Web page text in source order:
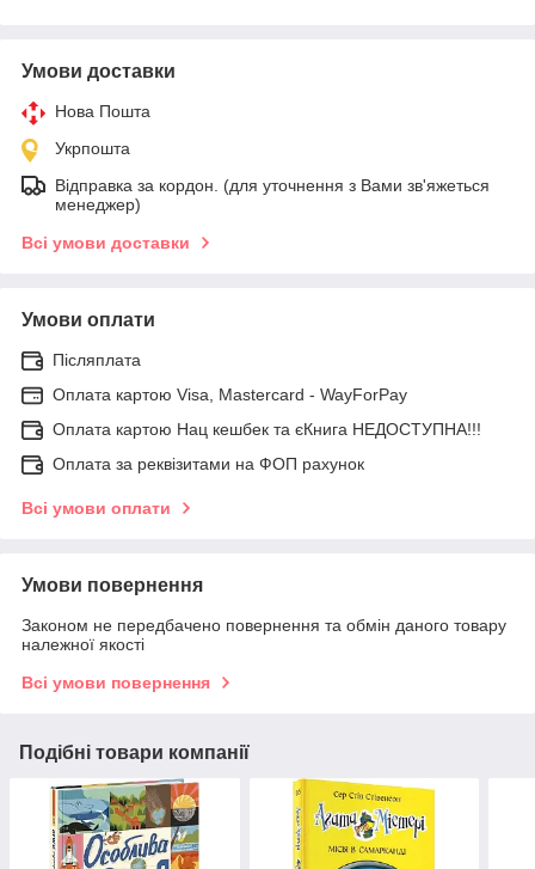
Умови доставки
Нова Пошта
Укрпошта
Відправка за кордон. (для уточнення з Вами зв'яжеться
менеджер)
Всі умови доставки
Умови оплати
Післяплата
Оплата картою Visa, Mastercard - WayForPay
Оплата картою Нац кешбек та єКнига НЕДОСТУПНА!!!
Оплата за реквізитами на ФОП рахунок
Всі умови оплати
Умови повернення
Законом не передбачено повернення та обмін даного товару
належної якості
Всі умови повернення
Подібні товари компанії